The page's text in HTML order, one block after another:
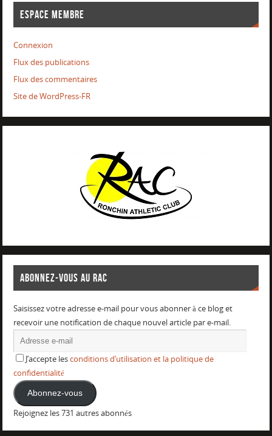
ESPACE MEMBRE
Connexion
Flux des publications
Flux des commentaires
Site de WordPress-FR
ABONNEZ-VOUS AU RAC
Saisissez votre adresse e-mail pour vous abonner à ce blog et
recevoir une notification de chaque nouvel article par e-mail.
J’accepte lesconditions d’utilisation et la politique de
confidentialité
Abonnez-vous
Rejoignez les 731 autres abonnés